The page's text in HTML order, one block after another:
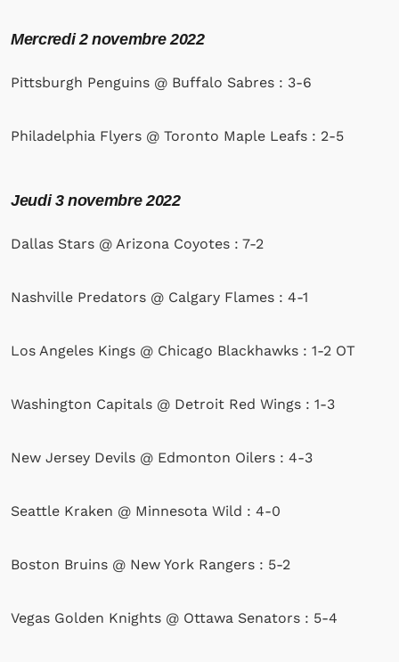
Mercredi 2 novembre 2022
Pittsburgh Penguins @ Buffalo Sabres : 3-6
Philadelphia Flyers @ Toronto Maple Leafs : 2-5
Jeudi 3 novembre 2022
Dallas Stars @ Arizona Coyotes : 7-2
Nashville Predators @ Calgary Flames : 4-1
Los Angeles Kings @ Chicago Blackhawks : 1-2 OT
Washington Capitals @ Detroit Red Wings : 1-3
New Jersey Devils @ Edmonton Oilers : 4-3
Seattle Kraken @ Minnesota Wild : 4-0
Boston Bruins @ New York Rangers : 5-2
Vegas Golden Knights @ Ottawa Senators : 5-4